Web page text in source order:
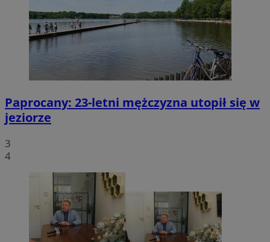
Paprocany: 23-letni mężczyzna utopił się w
jeziorze
3
4